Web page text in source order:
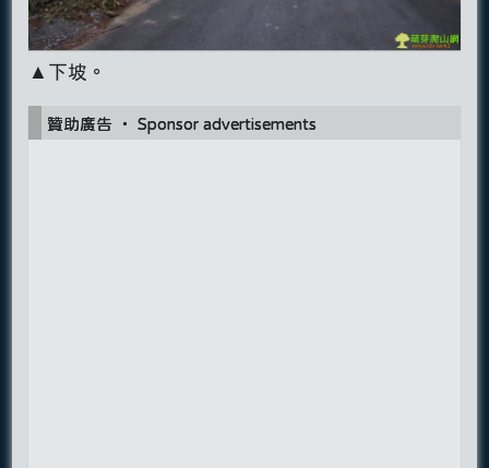
▲下坡。
贊助廣告 ‧ Sponsor advertisements